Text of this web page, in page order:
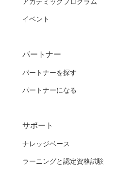
イベント
パートナー
パートナーを探す
パートナーになる
サポート
ナレッジベース
ラーニングと認定資格試験